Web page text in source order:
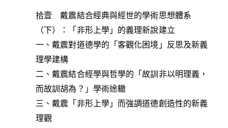
拾壹 戴震結合經典與經世的學術思想體系
（下）：「非形上學」的義理新說建立
一、戴震對道德學的「客觀化困境」反思及新義
理學建構
二、戴震結合經學與哲學的「故訓非以明理義，
而故訓胡為？」學術途轍
三、戴震「非形上學」而強調道德創造性的新義
理觀